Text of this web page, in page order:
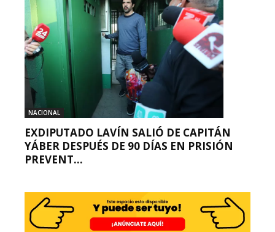
NACIONAL
EXDIPUTADO LAVÍN SALIÓ DE CAPITÁN
YÁBER DESPUÉS DE 90 DÍAS EN PRISIÓN
PREVENT...